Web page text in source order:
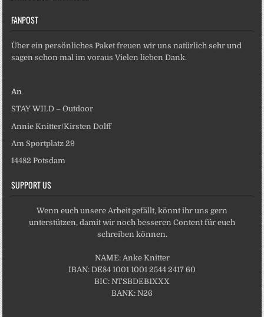
FANPOST
Über ein persönliches Paket freuen wir uns natürlich sehr und
sagen schon mal im voraus Vielen lieben Dank.
An
STAY WILD – Outdoor
Annie Knitter/Kirsten Dolff
Am Sportplatz 29
14482 Potsdam
SUPPORT US
Wenn euch unsere Arbeit gefällt, könnt ihr uns gern
unterstützen, damit wir noch besseren Content für euch
schreiben können.
NAME: Anke Knitter
IBAN: DE84 1001 1001 2544 2417 60
BIC: NTSBDEB1XXX
BANK: N26